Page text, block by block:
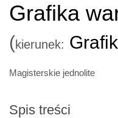
Grafika
(kierunek:
Magisterskie jednolite
Spis treści